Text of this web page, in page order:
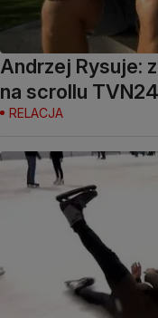
Andrzej Rysuje:
na scrollu TVN24
RELACJA